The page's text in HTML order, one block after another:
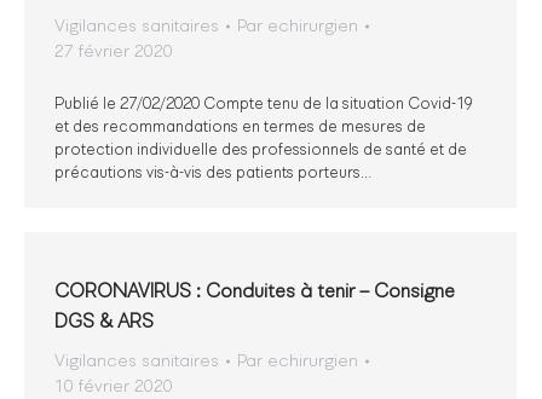
Vigilances sanitaires Par echirurgien
27 février 2020
Publié le 27/02/2020 Compte tenu de la situation Covid-19
et des recommandations en termes de mesures de
protection individuelle des professionnels de santé et de
précautions vis-à-vis des patients porteurs…
CORONAVIRUS : Conduites à tenir – Consigne
DGS & ARS
Vigilances sanitaires Par echirurgien
10 février 2020